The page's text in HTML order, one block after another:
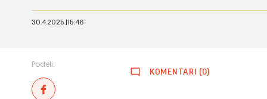
30.4.2025.|15:46
Podeli:
KOMENTARI (0)